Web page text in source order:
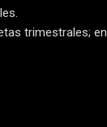
trimestrales; en